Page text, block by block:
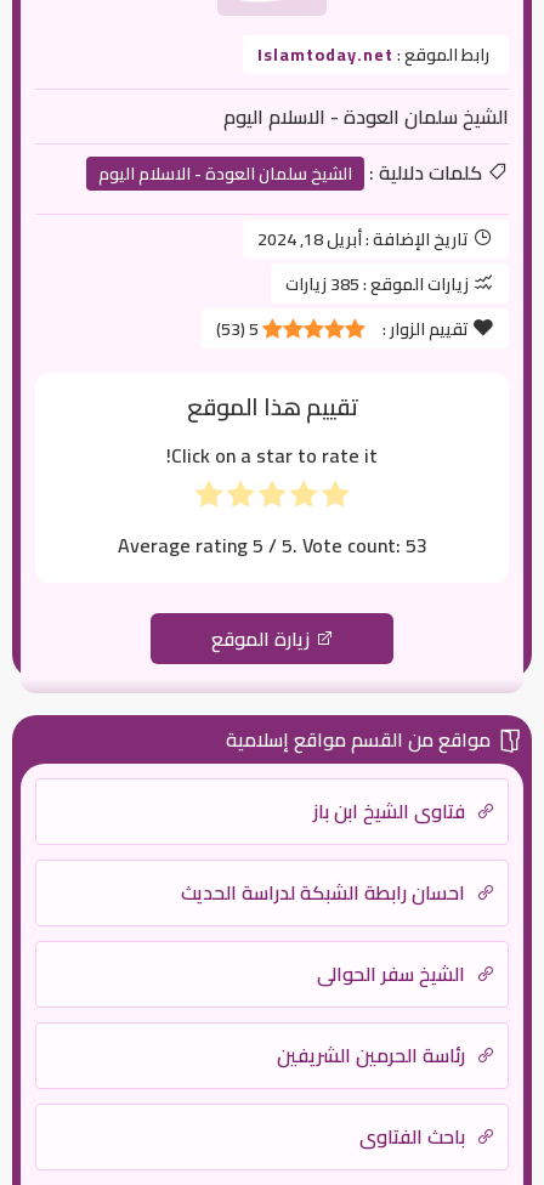
رابط الموقع :Islamtoday.net
الشيخ سلمان العودة - الاسلام اليوم
كلمات دلالية :
الشيخ سلمان العودة - الاسلام اليوم
تاريخ الإضافة :أبريل 18, 2024
زيارات الموقع :385 زيارات
تقييم الزوار :
5
(
53
)
تقييم هذا الموقع
Click on a star to rate it!
Average rating5/ 5. Vote count:53
زيارة الموقع
مواقع من القسم مواقع إسلامية
فتاوى الشيخ ابن باز
احسان رابطة الشبكة لدراسة الحديث
الشيخ سفر الحوالي
رئاسة الحرمين الشريفين
باحث الفتاوى